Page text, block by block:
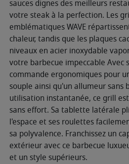
sauces dignes des meilleurs
votre steak à la perfection. Les
emblématiques WAVE
chaleur, tandis que les plaques
niveaux en acier inoxydable
votre barbecue impeccable Avec
commande ergonomiques pour
souple ainsi qu'un allumeur sans
utilisation instantanée, ce grill
sans effort. Sa tablette latérale
l'espace et ses roulettes
sa polyvalence. Franchissez un
extérieur avec ce barbecue
et un style supérieurs.